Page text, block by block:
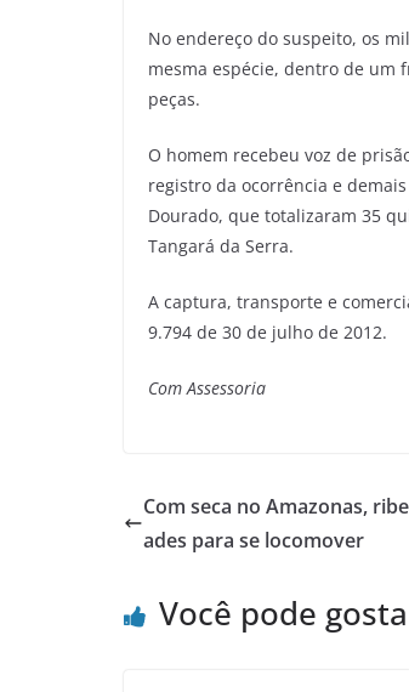
No endereço do suspeito, os
mesma espécie, dentro de um
peças.
O homem recebeu voz de
registro da ocorrência e
Dourado, que totalizaram 35
Tangará da Serra.
A captura, transporte e
9.794 de 30 de julho de 2012.
Com Assessoria
Com seca no Amazonas,
ades para se locomover
Você pode